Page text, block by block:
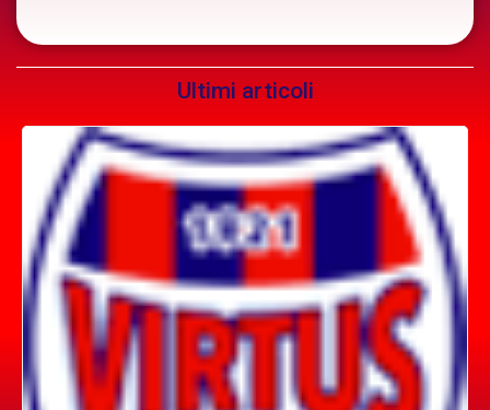
Ultimi articoli